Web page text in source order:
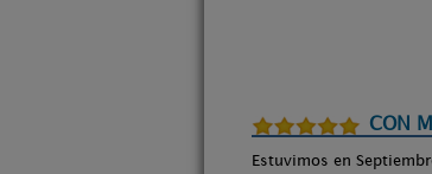
CON
Estuvimos en